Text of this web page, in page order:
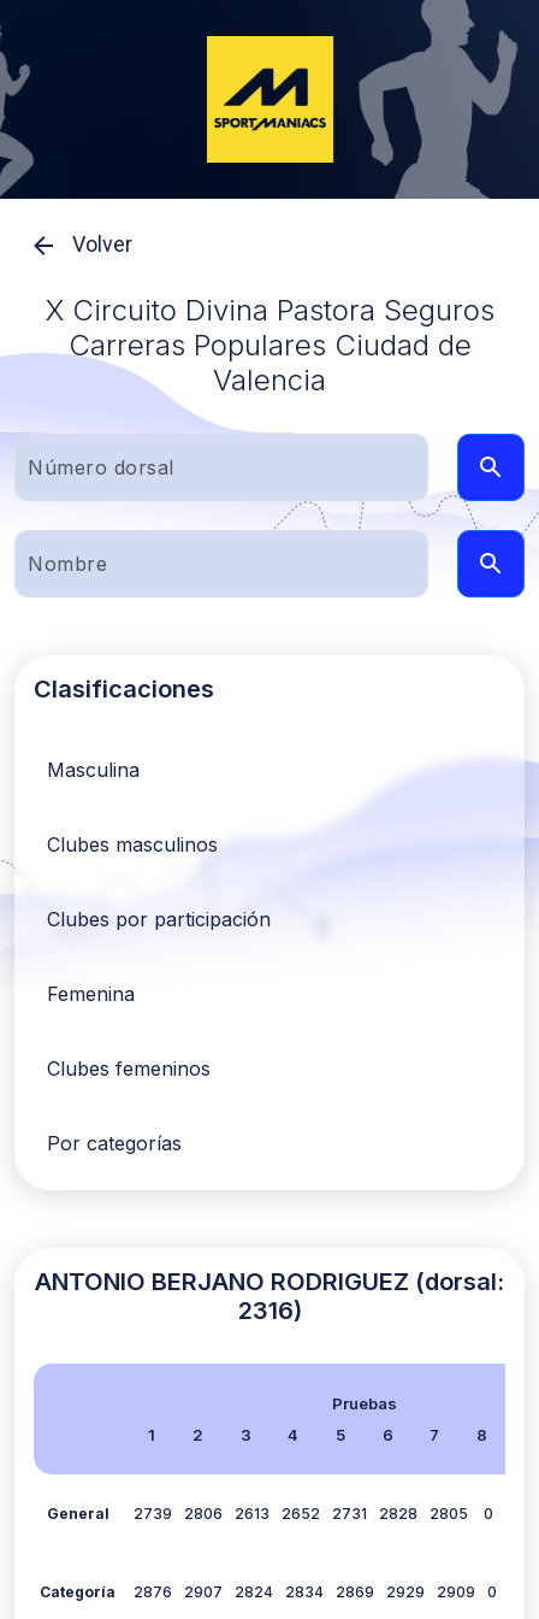
Volver
X Circuito Divina Pastora Seguros
Carreras Populares Ciudad de
Valencia
Clasificaciones
Masculina
Clubes masculinos
Clubes por participación
Femenina
Clubes femeninos
Por categorías
ANTONIO BERJANO RODRIGUEZ (dorsal:
2316)
Pruebas
1
2 3 4 5 6 7 8
General 2739 2806 2613 2652 2731 2828 2805 0
Categoría 2876 2907 2824 2834 2869 2929 2909 0